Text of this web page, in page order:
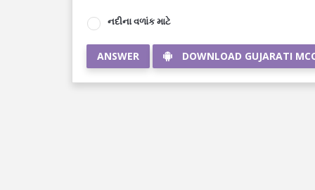
નદીના વળાંક માટે
ANSWER DOWNLOAD GUJARATI